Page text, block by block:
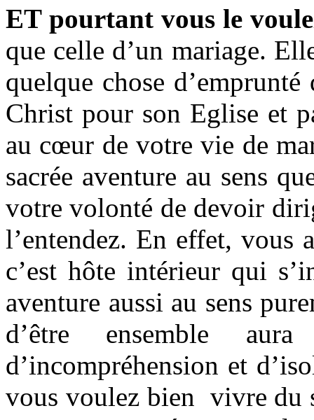
ET pourtant vous le
que celle d’un mariage.
quelque chose
Christ pour son Eglise et
au cœur de votre vie de
sacrée aventure au sens
votre volonté de devoir
l’entendez. En effet, vous
c’est hôte intérieur qui
aventure aussi au sens
d’être ensemble
d’incompréhension et
vous voulez bien vivre du